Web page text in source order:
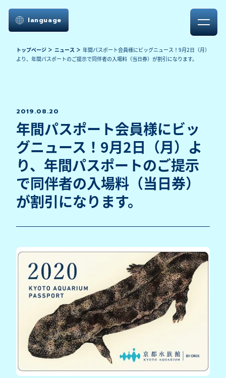
language
トップページ ニュース
年間パスポート会員様にビッグニュース！9月2日（月）
より、年間パスポートのご提示で同伴者の入場料（当日券）が割引になります。
2019.08.20
年間パスポート会員様にビッ
グニュース！9月2日（月）よ
り、年間パスポートのご提示
で同伴者の入場料（当日券）
が割引になります。